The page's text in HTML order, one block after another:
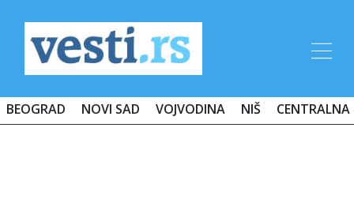
BEOGRAD NOVI SAD VOJVODINA NIŠ CENTRALNA